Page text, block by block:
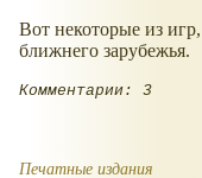
Вот некоторые из
ближнего зарубежья.
Комментарии: 3
Печатные издания